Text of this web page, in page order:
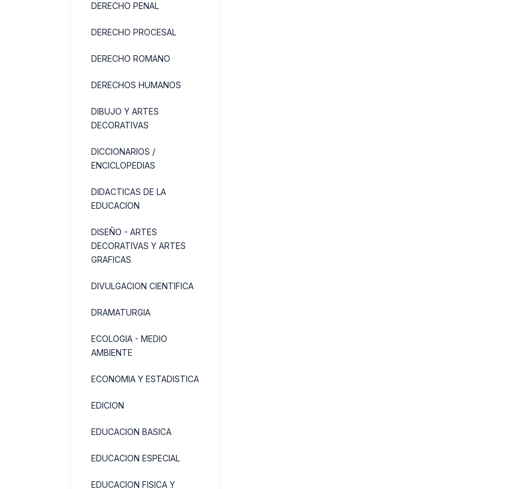
DERECHO PENAL
DERECHO PROCESAL
DERECHO ROMANO
DERECHOS HUMANOS
DIBUJO Y ARTES
DECORATIVAS
DICCIONARIOS /
ENCICLOPEDIAS
DIDACTICAS DE LA
EDUCACION
DISEÑO - ARTES
DECORATIVAS Y ARTES
GRAFICAS
DIVULGACION CIENTIFICA
DRAMATURGIA
ECOLOGIA - MEDIO
AMBIENTE
ECONOMIA Y ESTADISTICA
EDICION
EDUCACION BASICA
EDUCACION ESPECIAL
EDUCACION FISICA Y